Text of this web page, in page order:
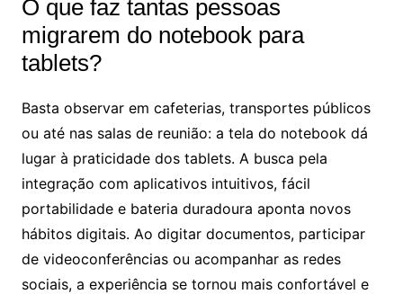
O que faz tantas pessoas
migrarem do notebook para
tablets?
Basta observar em cafeterias, transportes públicos
ou até nas salas de reunião: a tela do notebook dá
lugar à praticidade dos tablets. A busca pela
integração com aplicativos intuitivos, fácil
portabilidade e bateria duradoura aponta novos
hábitos digitais. Ao digitar documentos, participar
de videoconferências ou acompanhar as redes
sociais, a experiência se tornou mais confortável e